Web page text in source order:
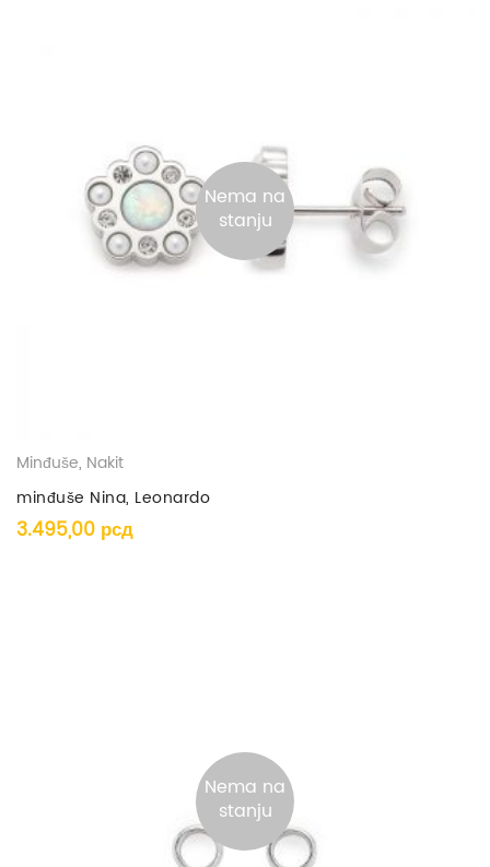
Nema na
stanju
Minđuše, Nakit
minđuše Nina, Leonardo
3.495,00 рсд
Nema na
stanju